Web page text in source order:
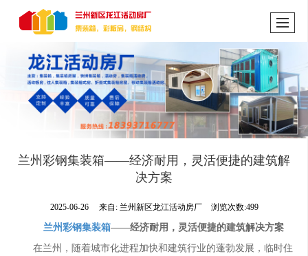
兰州彩钢集装箱——经济耐用，灵活便捷的建筑解
决方案
2025-06-26 来自: 兰州新区龙江活动房厂 浏览次数:499
兰州彩钢集装箱——经济耐用，灵活便捷的建筑解决方案
在兰州，随着城市化进程加快和建筑行业的蓬勃发展，临时住